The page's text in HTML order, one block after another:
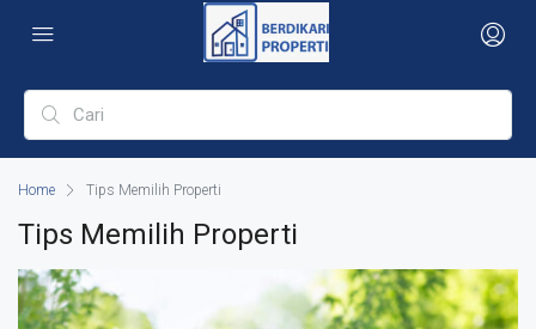
Home Tips Memilih Properti
Tips Memilih Properti